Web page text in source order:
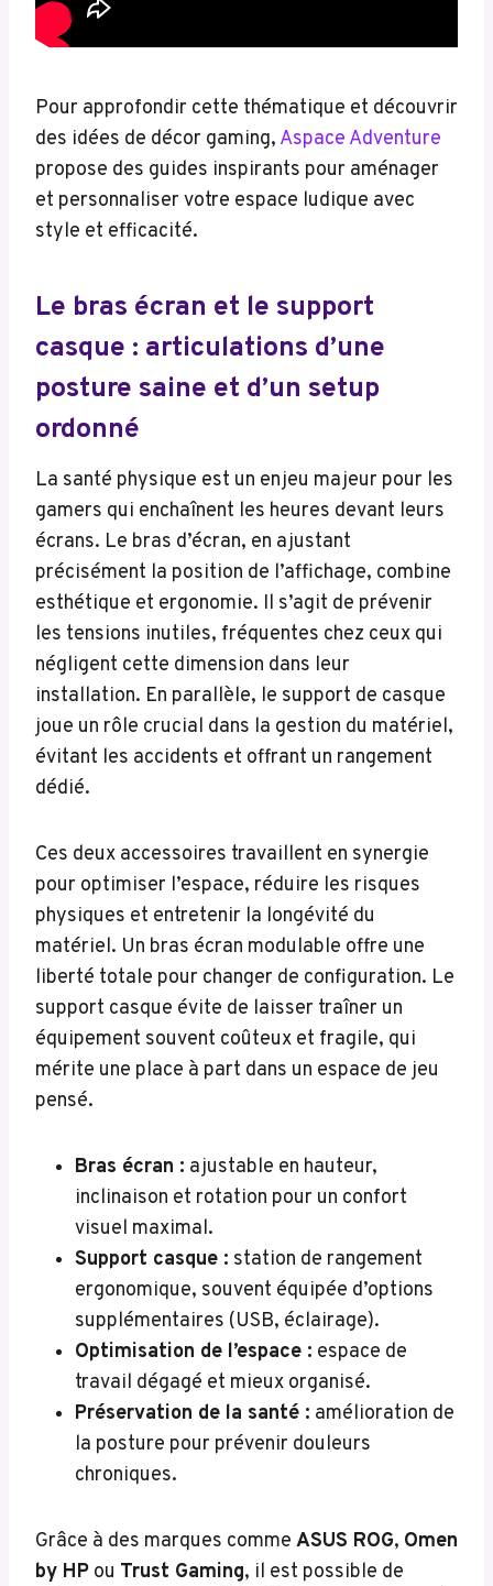
Pour approfondir cette thématique et découvrir
des idées de décor gaming, Aspace Adventure
propose des guides inspirants pour aménager
et personnaliser votre espace ludique avec
style et efficacité.
Le bras écran et le support
casque : articulations d’une
posture saine et d’un setup
ordonné
La santé physique est un enjeu majeur pour les
gamers qui enchaînent les heures devant leurs
écrans. Le bras d’écran, en ajustant
précisément la position de l’affichage, combine
esthétique et ergonomie. Il s’agit de prévenir
les tensions inutiles, fréquentes chez ceux qui
négligent cette dimension dans leur
installation. En parallèle, le support de casque
joue un rôle crucial dans la gestion du matériel,
évitant les accidents et offrant un rangement
dédié.
Ces deux accessoires travaillent en synergie
pour optimiser l’espace, réduire les risques
physiques et entretenir la longévité du
matériel. Un bras écran modulable offre une
liberté totale pour changer de configuration. Le
support casque évite de laisser traîner un
équipement souvent coûteux et fragile, qui
mérite une place à part dans un espace de jeu
pensé.
Bras écran : ajustable en hauteur,
inclinaison et rotation pour un confort
visuel maximal.
Support casque : station de rangement
ergonomique, souvent équipée d’options
supplémentaires (USB, éclairage).
Optimisation de l’espace : espace de
travail dégagé et mieux organisé.
Préservation de la santé : amélioration de
la posture pour prévenir douleurs
chroniques.
Grâce à des marques comme ASUS ROG, Omen
by HP ou Trust Gaming, il est possible de